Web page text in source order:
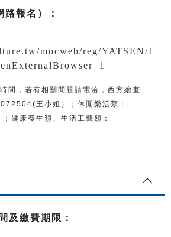
報名） ：
mocweb/reg/YATSEN/I
，若有相關問題 請電洽 ， 西方繪畫
王小姐） ； 休閒樂活類：
健康養生類、生活工藝類：
及繳費期限：